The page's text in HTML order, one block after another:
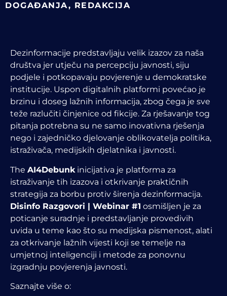
DOGAĐANJA, REDAKCIJA
Dezinformacije predstavljaju velik izazov za naša
društva jer utječu na percepciju javnosti, siju
podjele i potkopavaju povjerenje u demokratske
institucije. Uspon digitalnih platformi povećao je
brzinu i doseg lažnih informacija, zbog čega je sve
teže razlučiti činjenice od fikcije. Za rješavanje tog
pitanja potrebna su ne samo inovativna rješenja
nego i zajedničko djelovanje oblikovatelja politika,
istraživača, medijskih djelatnika i javnosti.
The AI4Debunk inicijativa je platforma za
istraživanje tih izazova i otkrivanje praktičnih
strategija za borbu protiv širenja dezinformacija.
Disinfo Razgovori | Webinar #1 osmišljen je za
poticanje suradnje i predstavljanje provedivih
uvida u teme kao što su medijska pismenost, alati
za otkrivanje lažnih vijesti koji se temelje na
umjetnoj inteligenciji i metode za ponovnu
izgradnju povjerenja javnosti.
Saznajte više o: